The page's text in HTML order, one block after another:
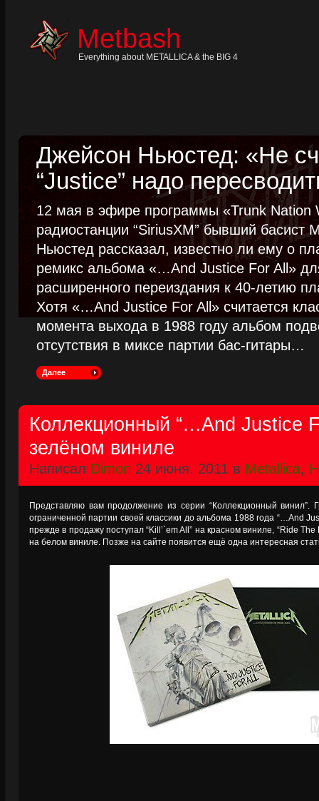
Metbash
Everything about METALLICA & the BIG 4
Джейсон Ньюстед: «Не
“Justice” надо
12 мая в эфире программы «Trunk Nation
радиостанции “SiriusXM” бывший басист
Ньюстед рассказал, известно ли ему о
ремикс альбома «…And Justice For All»
расширенного переиздания к 40-летию
Хотя «…And Justice For All» считается
момента выхода в 1988 году альбом
отсутствия в миксе партии бас-гитары…
Далее
Коллекционный “…And Justice
зелёном виниле
Написал Dimon 24 июня, 2011 в Metallica,
Представляю вам продолжение из серии “Коллекционный винил”.
ограниченной партии своей классики до альбома 1988 года “…And
прежде в продажу поступал “Kill’`em All” на красном виниле, “Ride
на белом виниле. Позже на сайте появится ещё одна интересная